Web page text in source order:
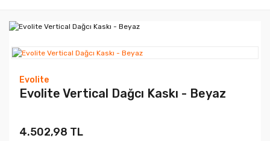
Evolite
Evolite Vertical Dağcı Kaskı - Beyaz
4.502,98 TL